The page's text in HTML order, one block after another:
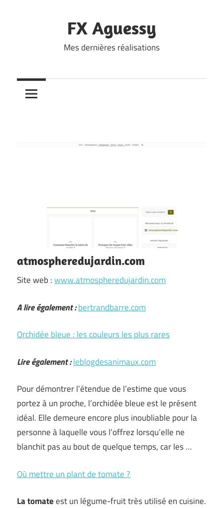
FX Aguessy
Mes dernières réalisations
atmospheredujardin.com
Site web :www.atmospheredujardin.com
A lire également :bertrandbarre.com
Orchidée bleue : les couleurs les plus rares
Lire également :leblogdesanimaux.com
Pour démontrer l’étendue de l’estime que vous
portez à un proche, l’orchidée bleue est le présent
idéal. Elle demeure encore plus inoubliable pour la
personne à laquelle vous l’offrez lorsqu’elle ne
blanchit pas au bout de quelque temps, car les …
Où mettre un plant de tomate ?
La tomateest un légume-fruit très utilisé en cuisine.